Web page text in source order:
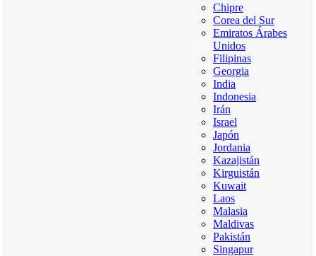
Chipre
Corea del Sur
Emiratos Árabes
Unidos
Filipinas
Georgia
India
Indonesia
Irán
Israel
Japón
Jordania
Kazajistán
Kirguistán
Kuwait
Laos
Malasia
Maldivas
Pakistán
Singapur